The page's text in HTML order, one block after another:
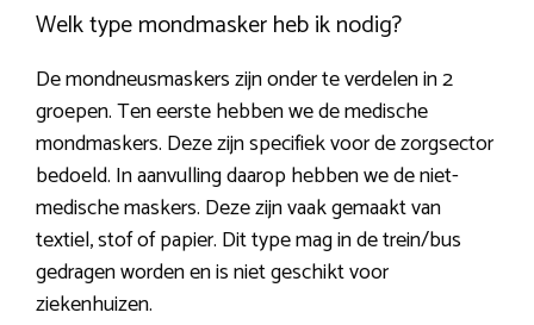
Welk type mondmasker heb ik nodig?
De mondneusmaskers zijn onder te verdelen in 2
groepen. Ten eerste hebben we de medische
mondmaskers. Deze zijn specifiek voor de zorgsector
bedoeld. In aanvulling daarop hebben we de niet-
medische maskers. Deze zijn vaak gemaakt van
textiel, stof of papier. Dit type mag in de trein/bus
gedragen worden en is niet geschikt voor
ziekenhuizen.